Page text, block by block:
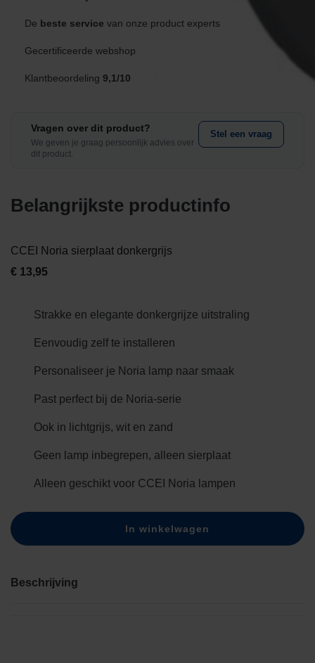
De beste service van onze product experts
Gecertificeerde webshop
Klantbeoordeling 9,1/10
Vragen over dit product?
We geven je graag persoonlijk advies over
dit product.
Stel een vraag
Beschrijving
Belangrijkste productinfo
CCEI Noria sierplaat donkergrijs
€ 13,95
Strakke en elegante donkergrijze uitstraling
Eenvoudig zelf te installeren
Personaliseer je Noria lamp naar smaak
Past perfect bij de Noria-serie
Ook in lichtgrijs, wit en zand
Geen lamp inbegrepen, alleen sierplaat
Alleen geschikt voor CCEI Noria lampen
In winkelwagen